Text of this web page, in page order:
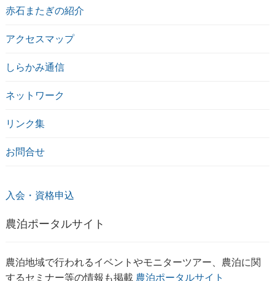
赤石またぎの紹介
アクセスマップ
しらかみ通信
ネットワーク
リンク集
お問合せ
入会・資格申込
農泊ポータルサイト
農泊地域で行われるイベントやモニターツアー、農泊に関
するセミナー等の情報も掲載 農泊ポータルサイト